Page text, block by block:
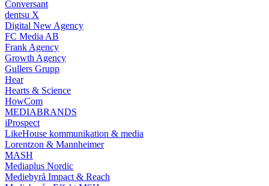
Conversant
dentsu X
Digital New Agency
FC Media AB
Frank Agency
Growth Agency
Gullers Grupp
Hear
Hearts & Science
HowCom
MEDIABRANDS
iProspect
LikeHouse kommunikation & media
Lorentzon & Mannheimer
MASH
Mediaplus Nordic
Mediebyrå Impact & Reach